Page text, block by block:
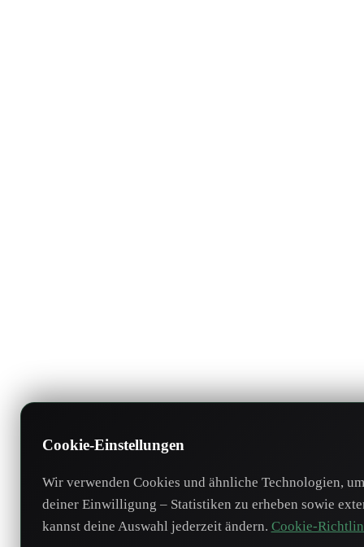
Cookie-Einstellungen
Wir verwenden Cookies und ähnliche Technologien,
deiner Einwilligung – Statistiken zu erheben sowie
kannst deine Auswahl jederzeit ändern. Cookie-